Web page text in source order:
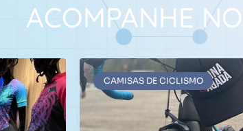
ACOMPANHE
CAMISAS DE CICLISMO